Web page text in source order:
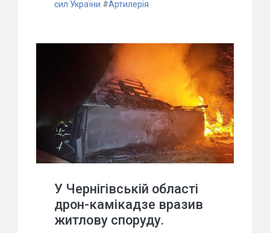
сил України #Артилерія
У Чернігівській області
дрон-камікадзе вразив
житлову споруду.